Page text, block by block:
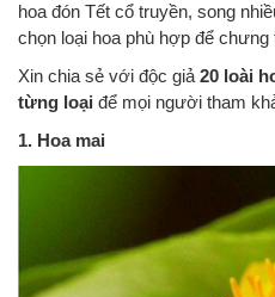
hoa đón Tết cổ truyền, song
chọn loại hoa phù hợp để chưng
Xin chia sẻ với độc giả 20 loài
từng loại để mọi người tham
1. Hoa mai